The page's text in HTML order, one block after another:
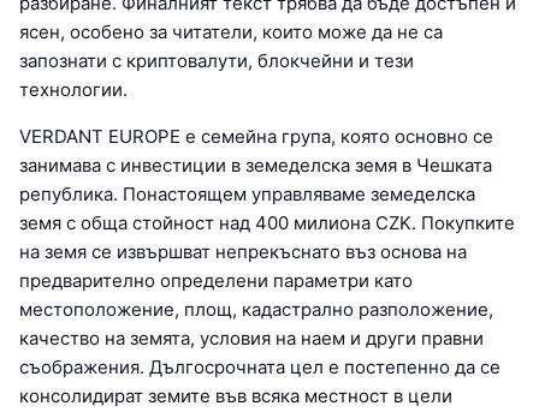
ясен, особено за читатели, които може да не са
запознати с криптовалути, блокчейни и тези
технологии.
VERDANT EUROPE е семейна група, която основно се
занимава с инвестиции в земеделска земя в Чешката
република. Понастоящем управляваме земеделска
земя с обща стойност над 400 милиона CZK. Покупките
на земя се извършват непрекъснато въз основа на
предварително определени параметри като
местоположение, площ, кадастрално разположение,
качество на земята, условия на наем и други правни
съображения. Дългосрочната цел е постепенно да се
консолидират земите във всяка местност в цели